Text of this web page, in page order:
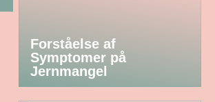
Forståelse af
Symptomer på
Jernmangel